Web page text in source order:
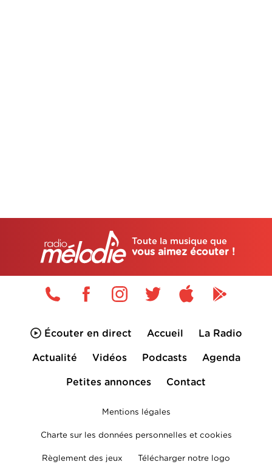
Toute la musique que
vous aimez écouter !
Écouter en direct Accueil La Radio
Actualité Vidéos Podcasts Agenda
Petites annonces Contact
Mentions légales
Charte sur les données personnelles et cookies
Règlement des jeux Télécharger notre logo